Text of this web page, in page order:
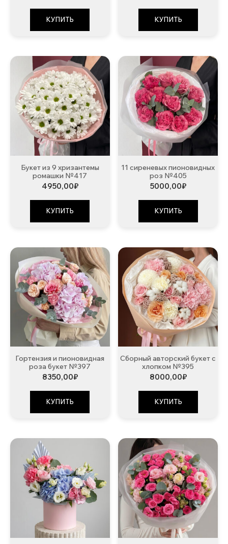
КУПИТЬ КУПИТЬ
Букет из 9 хризантемы
ромашки №417
4950,00₽
КУПИТЬ
11 сиреневых пионовидных
роз №405
5000,00₽
КУПИТЬ
Гортензия и пионовидная
роза букет №397
8350,00₽
КУПИТЬ
Сборный авторский букет с
хлопком №395
8000,00₽
КУПИТЬ